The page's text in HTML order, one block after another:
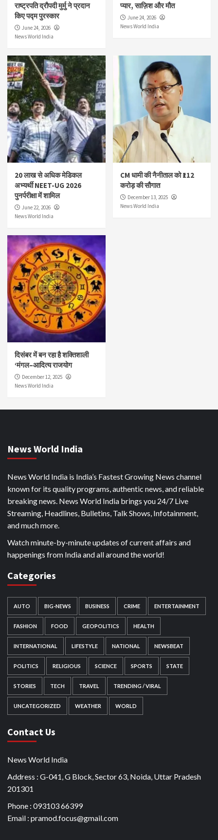
राष्ट्रपति द्रौपदी मुर्मु ने प्रदान
किए पद्म पुरस्कार
June 24, 2026
News World India
प्यार, साज़िश और मौत
June 24, 2026
News World India
20 लाख से अधिक मेडिकल
अभ्यर्थी NEET-UG 2026
पुनर्परीक्षा में शामिल
June 22, 2026
News World India
CM धामी की नैनीताल को ₹112
करोड़ की सौगात
December 13, 2025
News World India
दिसंबर में बन रहा है शक्तिशाली
‘मंगल–आदित्य राजयोग
December 12, 2025
News World India
News World India
News World India is India’s Fastest Growing News channel
known for its quality programs, authentic news, and reliable
breaking news. News World India brings you 24/7 Live
Streaming, Headlines, Bulletins, Talk Shows, Infotainment,
and much more.
Watch minute-by-minute updates of current affairs and
happenings from India and all around the world!
Categories
AUTO BIG-NEWS BUSINESS CRIME ENTERTAINMENT
FASHION FOOD GEOPOLITICS HEALTH
INTERNATIONAL LIFESTYLE NATIONAL NEWSBEAT
POLITICS RELIGIOUS SCIENCE SPORTS STATE
STORIES TECH TRAVEL TRENDING / VIRAL
UNCATEGORIZED WEATHER WORLD
Contact Us
News World India
Address : G-041, G Block, Sector 63, Noida, Uttar Pradesh
201301
Phone : 093103 66399
Email : pramod.focus@gmail.com